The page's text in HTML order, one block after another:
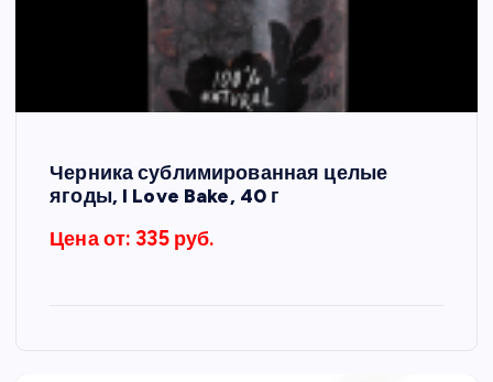
Черника сублимированная целые
ягоды, I Love Bake, 40 г
Цена от: 335 руб.